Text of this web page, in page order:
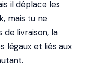
il déplace les
mais tu ne
de livraison, la
légaux et liés aux